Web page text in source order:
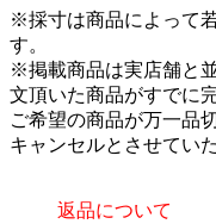
※採寸は商品によって
す。
※掲載商品は実店舗と
文頂いた商品がすでに
ご希望の商品が万一品
キャンセルとさせてい
返品について